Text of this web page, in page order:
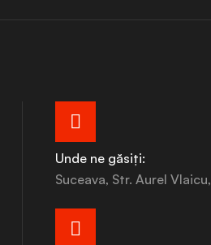
Unde ne găsiți:
Suceava, Str. Aurel